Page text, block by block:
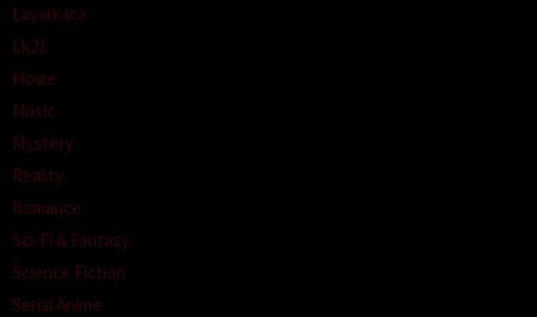
Layarkaca
Lk21
Movie
Music
Mystery
Reality
Romance
Sci-Fi & Fantasy
Science Fiction
Serial Anime